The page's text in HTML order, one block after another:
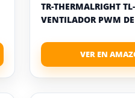
TR-THERMALRIGHT
VENTILADOR PWM